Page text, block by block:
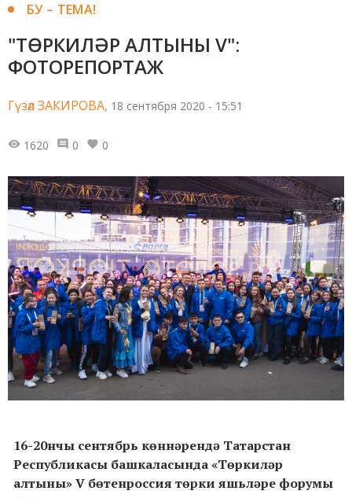
БУ – ТЕМА!
"ТӨРКИЛӘР АЛТЫНЫ V":
ФОТОРЕПОРТАЖ
Гүзәл ЗАКИРОВА, 18 сентября 2020 - 15:51
1620 0 0
16-20нчы сентябрь көннәрендә Татарстан
Республикасы башкаласында «Төркиләр
алтыны» V бөтенроссия төрки яшьләре форумы